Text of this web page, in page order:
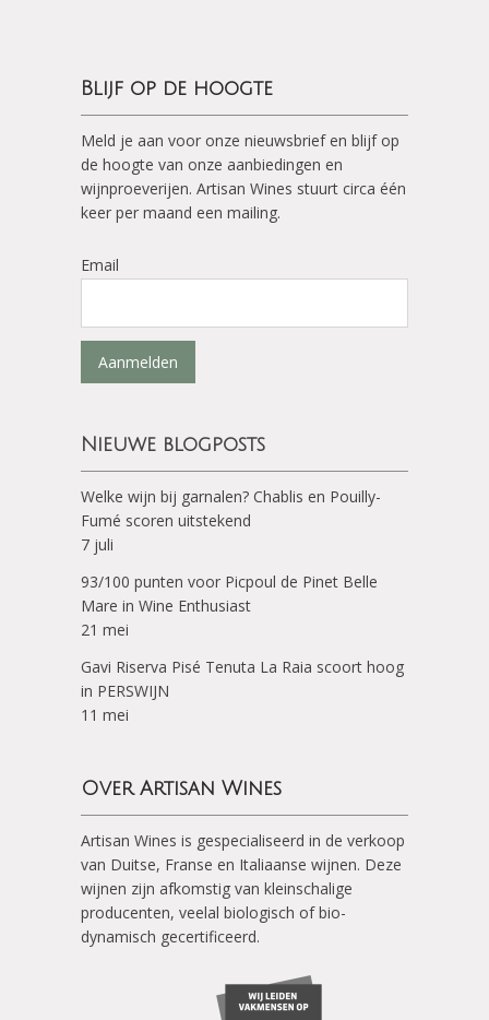
Blijf op de hoogte
Meld je aan voor onze nieuwsbrief en blijf op
de hoogte van onze aanbiedingen en
wijnproeverijen. Artisan Wines stuurt circa één
keer per maand een mailing.
Email
Aanmelden
Nieuwe blogposts
Welke wijn bij garnalen? Chablis en Pouilly-
Fumé scoren uitstekend
7 juli
93/100 punten voor Picpoul de Pinet Belle
Mare in Wine Enthusiast
21 mei
Gavi Riserva Pisé Tenuta La Raia scoort hoog
in PERSWIJN
11 mei
Over Artisan Wines
Artisan Wines is gespecialiseerd in de verkoop
van Duitse, Franse en Italiaanse wijnen. Deze
wijnen zijn afkomstig van kleinschalige
producenten, veelal biologisch of bio-
dynamisch gecertificeerd.